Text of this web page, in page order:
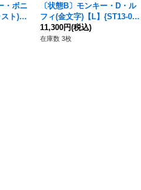
・ボニ
ト)
〔状態B〕モンキー・D・ル
フィ(金文字)【L】{ST13-00
3}
11,300円(税込)
在庫数 3枚